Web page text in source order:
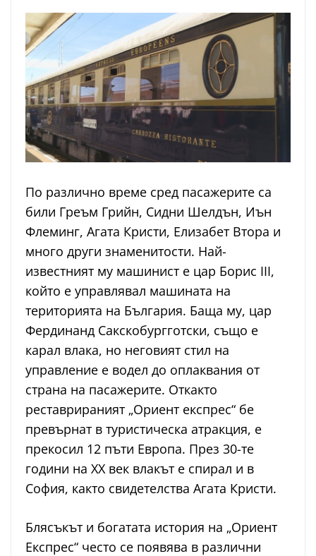
По различно време сред пасажерите са
били Греъм Грийн, Сидни Шелдън, Иън
Флеминг, Агата Кристи, Елизабет Втора и
много други знаменитости. Най-
известният му машинист е цар Борис III,
който е управлявал машината на
територията на България. Баща му, цар
Фердинанд Сакскобургготски, също е
карал влака, но неговият стил на
управление е водел до оплаквания от
страна на пасажерите. Откакто
реставрираният „Ориент експрес“ бе
превърнат в туристическа атракция, е
прекосил 12 пъти Европа. През 30-те
години на ХХ век влакът е спирал и в
София, както свидетелства Агата Кристи.
Блясъкът и богатата история на „Ориент
Експрес“ често се появява в различни